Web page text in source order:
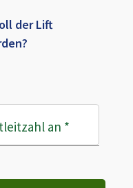
der Lift
an *